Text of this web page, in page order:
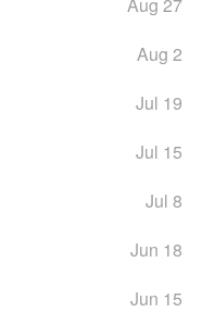
Aug 2
Jul 19
Jul 15
Jul 8
Jun 18
Jun 15